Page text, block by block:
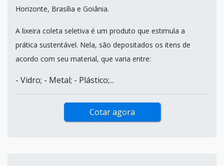
Horizonte, Brasília e Goiânia.
A lixeira coleta seletiva é um produto que estimula a
prática sustentável. Nela, são depositados os itens de
acordo com seu material, que varia entre:
- Vidro; - Metal; - Plástico;...
Cotar agora